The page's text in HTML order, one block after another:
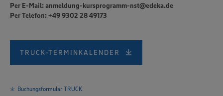
Per E-Mail: anmeldung-kursprogramm-nst@edeka.de
Per Telefon: +49 9302 28 49173
TRUCK-TERMINKALENDER
Buchungsformular TRUCK